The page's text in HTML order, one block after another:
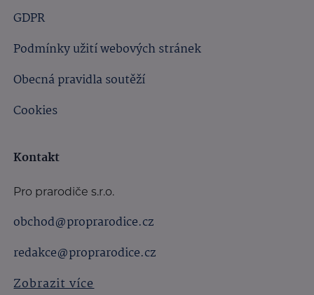
GDPR
Podmínky užití webových stránek
Obecná pravidla soutěží
Cookies
Kontakt
Pro prarodiče s.r.o.
obchod@proprarodice.cz
redakce@proprarodice.cz
Zobrazit více